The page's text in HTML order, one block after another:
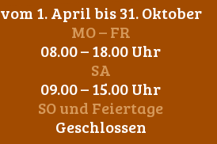
vom 1. April bis 31. Oktober
MO – FR
08.00 – 18.00 Uhr
SA
09.00 – 15.00 Uhr
SO und Feiertage
Geschlossen